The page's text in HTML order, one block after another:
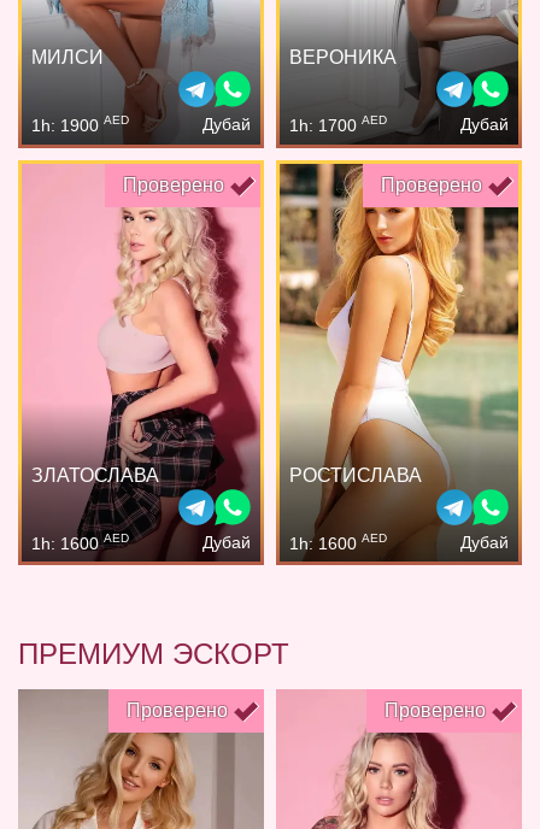
МИЛСИ
1h: 1900 AED Дубай
ВЕРОНИКА
1h: 1700 AED Дубай
Проверено
ЗЛАТОСЛАВА
1h: 1600AED Дубай
Проверено
РОСТИСЛАВА
1h: 1600 AED Дубай
ПРЕМИУМ ЭСКОРТ
Проверено Проверено